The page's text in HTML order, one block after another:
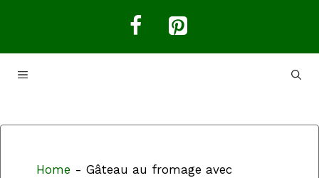
MENU
Home - Gâteau au fromage avec